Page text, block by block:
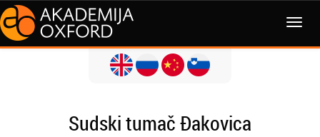
Sudski tumač Đakovica